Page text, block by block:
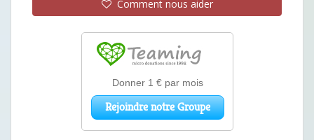
Comment nous aider